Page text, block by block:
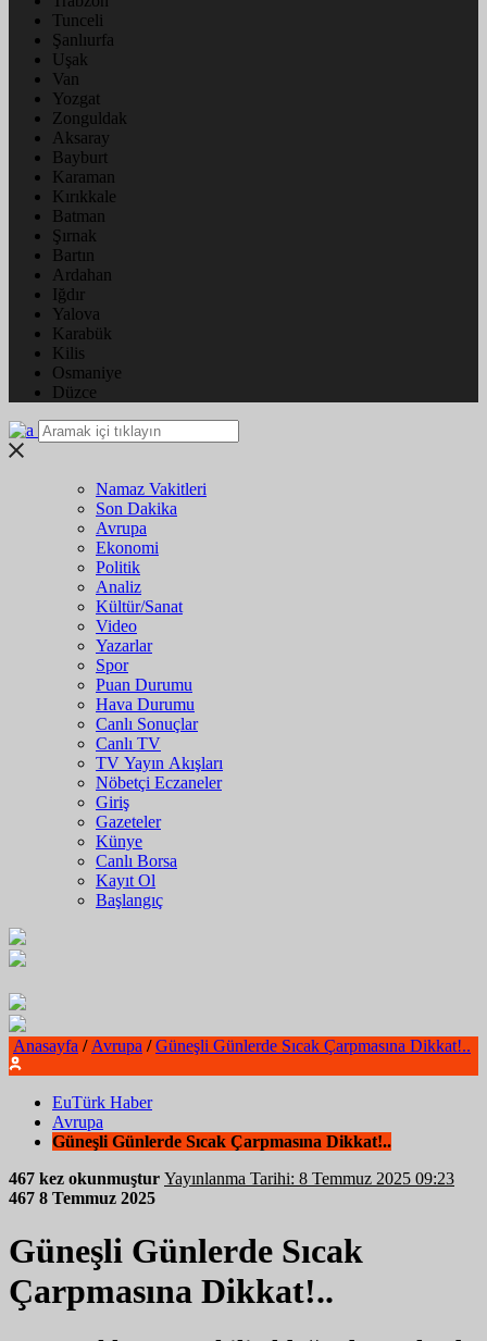
Tunceli
Şanlıurfa
Uşak
Van
Yozgat
Zonguldak
Aksaray
Bayburt
Karaman
Kırıkkale
Batman
Şırnak
Bartın
Ardahan
Iğdır
Yalova
Karabük
Kilis
Osmaniye
Düzce
Namaz Vakitleri
Son Dakika
Avrupa
Ekonomi
Politik
Analiz
Kültür/Sanat
Video
Yazarlar
Spor
Puan Durumu
Hava Durumu
Canlı Sonuçlar
Canlı TV
TV Yayın Akışları
Nöbetçi Eczaneler
Giriş
Gazeteler
Künye
Canlı Borsa
Kayıt Ol
Başlangıç
Anasayfa / Avrupa / Güneşli Günlerde Sıcak Çarpmasına Dikkat!..
EuTürk Haber
Avrupa
Güneşli Günlerde Sıcak Çarpmasına Dikkat!..
467 kez okunmuştur
Yayınlanma Tarihi: 8 Temmuz 2025 09:23
467 8 Temmuz 2025
Güneşli Günlerde Sıcak
Çarpmasına Dikkat!..